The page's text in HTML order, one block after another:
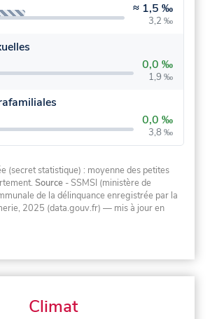
≈ 1,5 ‰
3,2 ‰
0,0 ‰
1,9 ‰
0,0 ‰
3,8 ‰
(secret statistique) : moyenne des petites
Source - SSMSI (ministère de
de la délinquance enregistrée par la
2025 (data.gouv.fr) — mis à jour en
Climat